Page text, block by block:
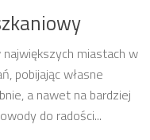
miastach w
pobijając własne
a nawet na bardziej
do radości...